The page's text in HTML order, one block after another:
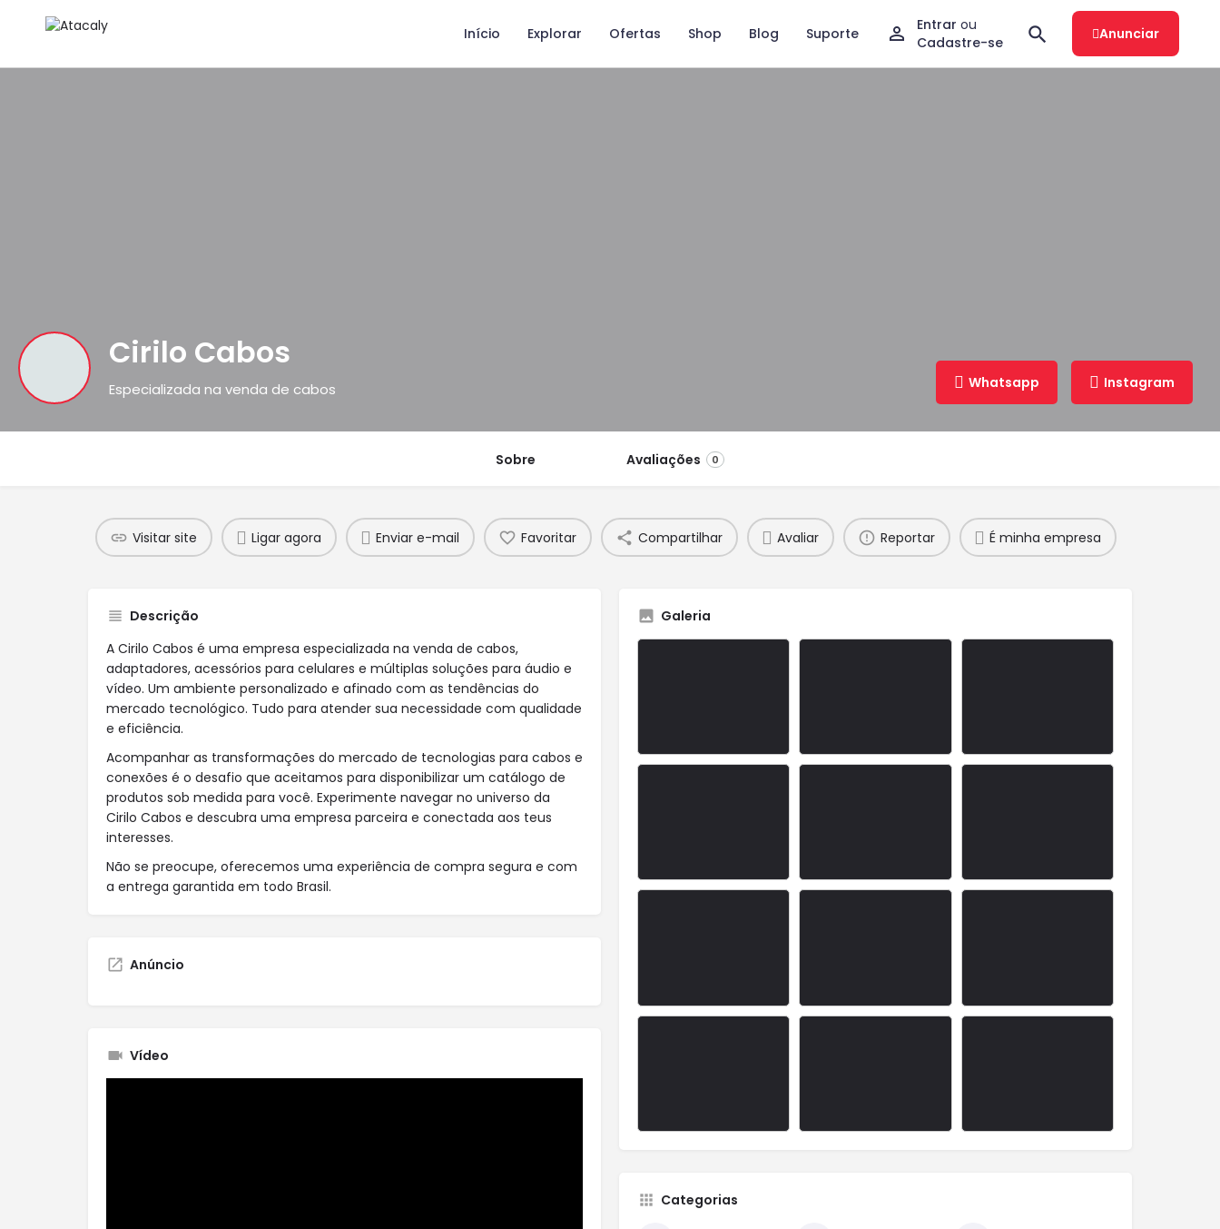
Início Explorar Ofertas Shop Blog Suporte Entrar ou
Cadastre-se
Anunciar
Cirilo Cabos
Especializada na venda de cabos Whatsapp Instagram
Sobre Avaliações 0
Visitar site Ligar agora Enviar e-mail Favoritar Compartilhar Avaliar Reportar É minha empresa
Descrição
A Cirilo Cabos é uma empresa especializada na venda de cabos,
adaptadores, acessórios para celulares e múltiplas soluções para áudio e
vídeo. Um ambiente personalizado e afinado com as tendências do
mercado tecnológico. Tudo para atender sua necessidade com qualidade
e eficiência.
Acompanhar as transformações do mercado de tecnologias para cabos e
conexões é o desafio que aceitamos para disponibilizar um catálogo de
produtos sob medida para você. Experimente navegar no universo da
Cirilo Cabos e descubra uma empresa parceira e conectada aos teus
interesses.
Não se preocupe, oferecemos uma experiência de compra segura e com
a entrega garantida em todo Brasil.
Anúncio
Vídeo
Galeria
Categorias